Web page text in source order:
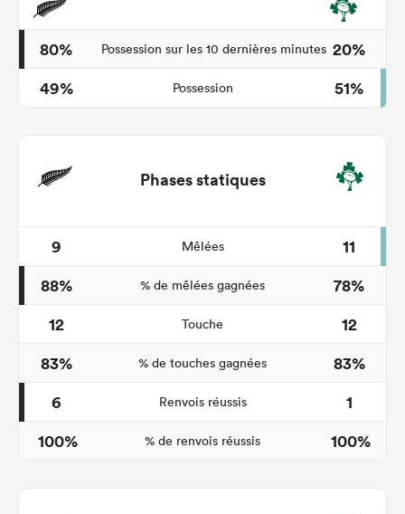
80% Possession sur les 10 dernières minutes 20%
49%
Possession 51%
Phases statiques
9 Mêlées
11
88%
% de mêlées gagnées
78%
12
Touche
12
83%
% de touches gagnées
83%
6
Renvois réussis
1
100%
% de renvois réussis 100%